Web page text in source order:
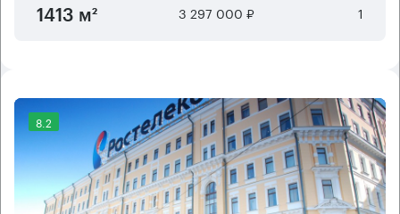
1413 м² 3 297 000 ₽ 1
8.2